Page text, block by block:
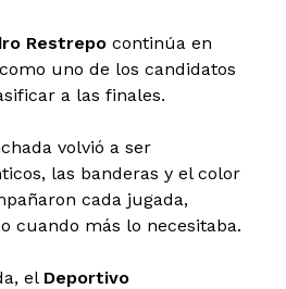
Restrepocontinúa en
uno de los candidatos
a las finales.
volvió a ser
las banderas y el color
cada jugada,
cuando más lo necesitaba.
el Deportivo